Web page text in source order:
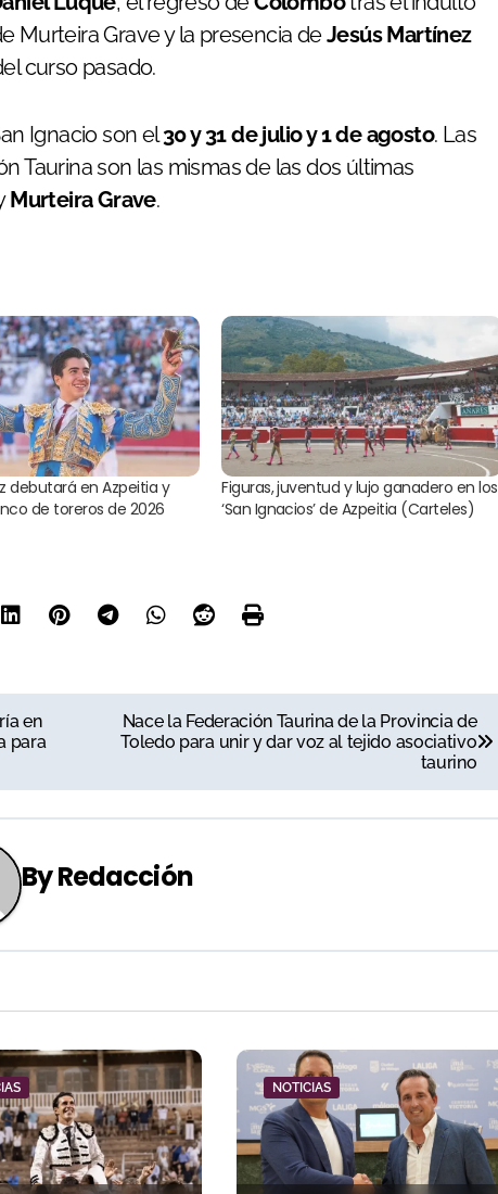
Murteira Grave y la presencia deJesús Martínez
curso pasado.
Ignacio son el30 y 31 de julio y 1 de agosto. Las
Taurina son las mismas de las dos últimas
Murteira Grave.
debutará en Azpeitia y
de toreros de 2026
Figuras, juventud y lujo ganadero en los
‘San Ignacios’ de Azpeitia (Carteles)
en
para
Nace la Federación Taurina de la Provincia de
Toledo para unir y dar voz al tejido asociativo
taurino
ByRedacción
NOTICIAS